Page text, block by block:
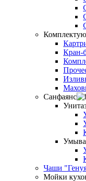
Кран-
Санфаянс
Чаши
Мойки